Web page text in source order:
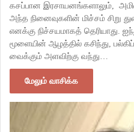
கசப்பான இரசாயனங்களாலும்,
அந்த நினைவுகளின் மிச்சம் சிறு
எனக்கு நிச்சயமாகத் தெரியாது.
மூளையின் ஆழத்தில் கசிந்து,
வைக்கும் அளவிற்கு வந்து…
மேலும் வாசிக்க